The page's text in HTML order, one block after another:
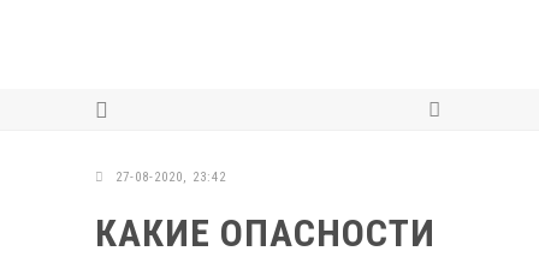
27-08-2020, 23:42
КАКИЕ ОПАСНОСТИ